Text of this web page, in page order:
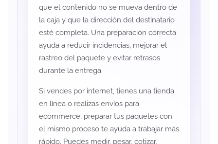
que el contenido no se mueva dentro de
la caja y que la dirección del destinatario
esté completa. Una preparación correcta
ayuda a reducir incidencias, mejorar el
rastreo del paquete y evitar retrasos
durante la entrega.
Si vendes por internet, tienes una tienda
en línea o realizas envíos para
ecommerce, preparar tus paquetes con
el mismo proceso te ayuda a trabajar más
rápido. Puedes medir, pesar, cotizar,